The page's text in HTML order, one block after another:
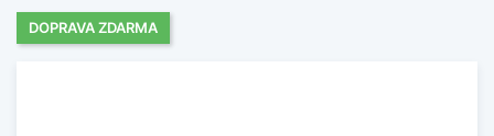
DOPRAVA ZDARMA